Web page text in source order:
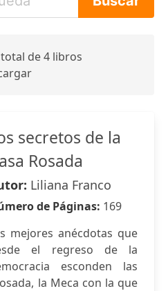
de 4 libros
secretos de la
Rosada
Liliana Franco
de Páginas: 169
mejores anécdotas que
el regreso de la
esconden las
la Meca con la que